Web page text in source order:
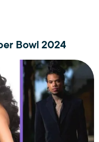
Bowl 2024